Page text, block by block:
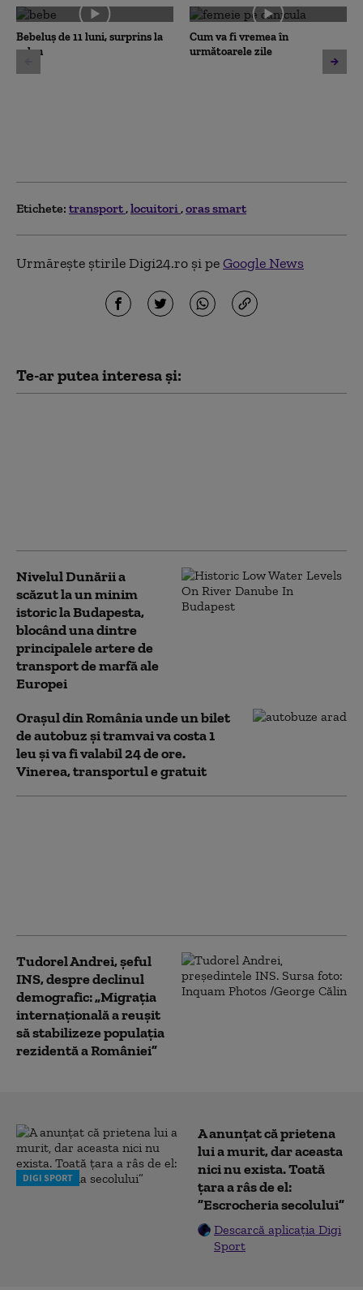
0
seconds
Bebeluș de 11 luni, surprins la
volan
Cum va fi vremea în
următoarele zile
Etichete: transport locuitori oras smart
Urmărește știrile Digi24.ro și peGoogle News
Te-ar putea interesa și:
Nivelul Dunării a
scăzut la un minim
istoric la Budapesta,
blocând una dintre
principalele artere de
transport de marfă ale
Europei
Orașul din România unde un bilet
de autobuz și tramvai va costa 1
leu şi va fi valabil 24 de ore.
Vinerea, transportul e gratuit
Tudorel Andrei, șeful
INS, despre declinul
demografic: „Migrația
internațională a reușit
să stabilizeze populația
rezidentă a României”
DIGI SPORT
A anunțat că prietena
lui a murit, dar aceasta
nici nu exista. Toată
țara a râs de el:
”Escrocheria secolului”
Descarcă aplicația Digi
Sport